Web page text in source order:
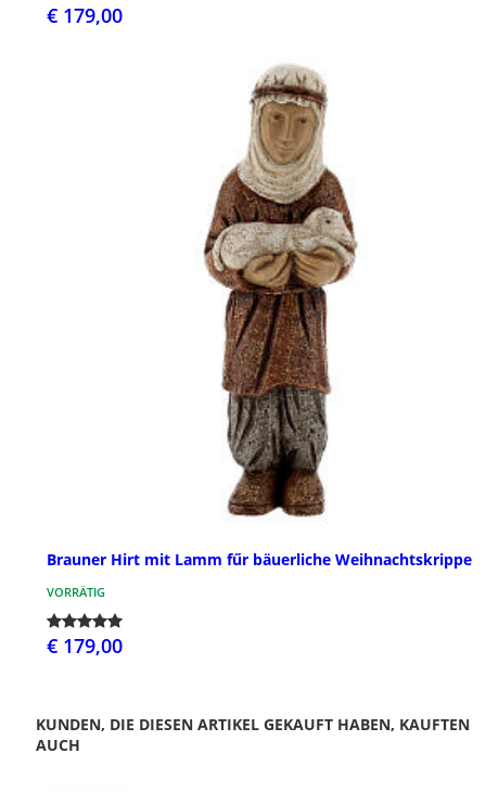
€ 179,00
Brauner Hirt mit Lamm fűr bäuerliche Weihnachtskrippe
VORRÄTIG
€ 179,00
KUNDEN, DIE DIESEN ARTIKEL GEKAUFT HABEN, KAUFTEN
AUCH